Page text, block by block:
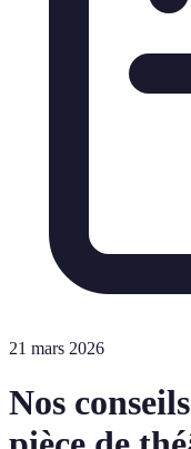
21 mars 2026
Nos